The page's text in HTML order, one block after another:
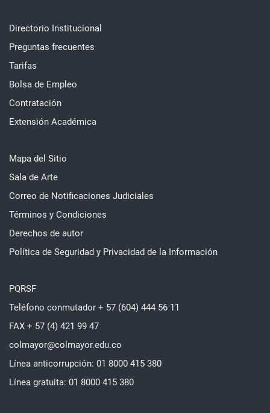
Directorio Institucional
Preguntas frecuentes
Tarifas
Bolsa de Empleo
Contratación
Extensión Académica
Mapa del Sitio
Sala de Arte
Correo de Notificaciones Judiciales
Términos y Condiciones
Derechos de autor
Política de Seguridad y Privacidad de la Información
PQRSF
Teléfono conmutador + 57 (604) 444 56 11
FAX + 57 (4) 421 99 47
colmayor@colmayor.edu.co
Línea anticorrupción: 01 8000 415 380
Línea gratuita: 01 8000 415 380